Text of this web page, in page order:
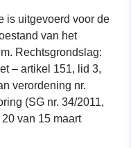
is uitgevoerd voor de
van het
Rechtsgrondslag:
– artikel 151, lid 3,
verordening nr.
(SG nr. 34/2011,
van 15 maart